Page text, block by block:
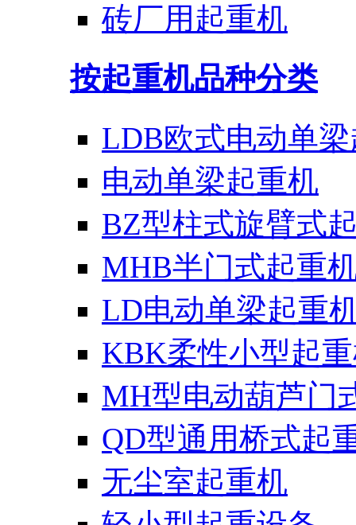
砖厂用起重机
按起重机品种分类
LDB欧式电动单
电动单梁起重机
BZ型柱式旋臂式
MHB半门式起重
LD电动单梁起重
KBK柔性小型起
MH型电动葫芦门
QD型通用桥式起
无尘室起重机